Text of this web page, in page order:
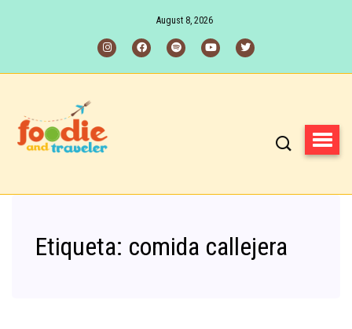
August 8, 2026
Etiqueta: comida callejera